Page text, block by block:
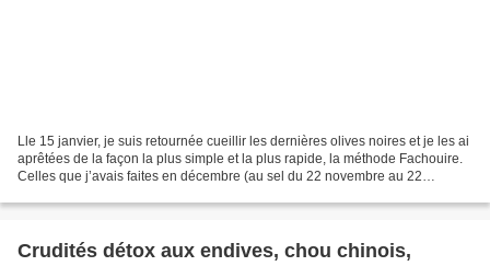
Lle 15 janvier, je suis retournée cueillir les dernières olives noires et je les ai
aprêtées de la façon la plus simple et la plus rapide, la méthode Fachouire.
Celles que j’avais faites en décembre (au sel du 22 novembre au 22
Crudités détox aux endives, chou chinois,